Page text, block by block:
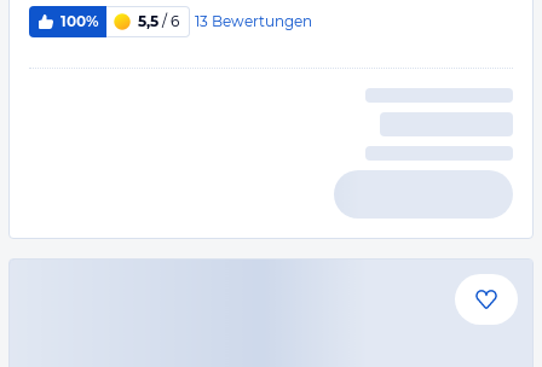
100% 5,5 / 6 13 Bewertungen